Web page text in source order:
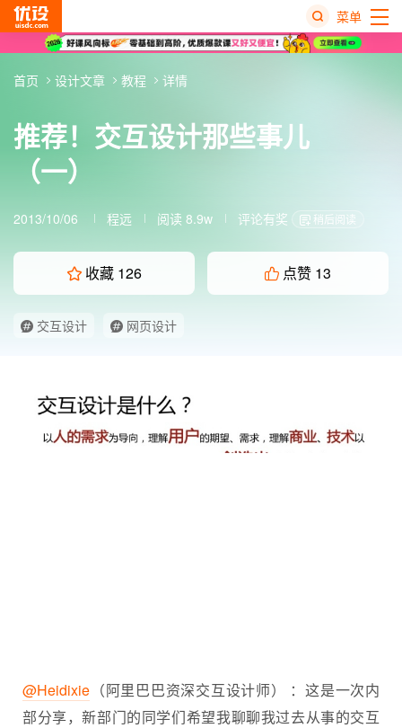
菜单
推荐！交互设计那些事儿
（一）
2013/10/06 程远 阅读 8.9w 评论有奖 稍后阅读
收藏 126 点赞 13
交互设计 网页设计
首页 设计文章 教程 详情
@Heidixie （阿里巴巴资深交互设计师） ：这是一次内
部分享，新部门的同学们希望我聊聊我过去从事的交互